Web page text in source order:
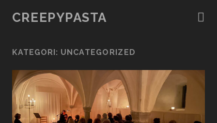
CREEPYPASTA
KATEGORI: UNCATEGORIZED